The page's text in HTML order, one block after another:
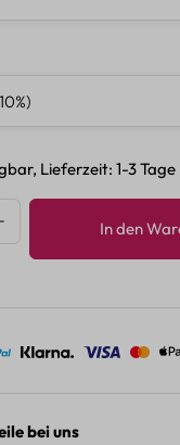
Lieferzeit: 1-3 Tage
Gib den
In den
bei uns